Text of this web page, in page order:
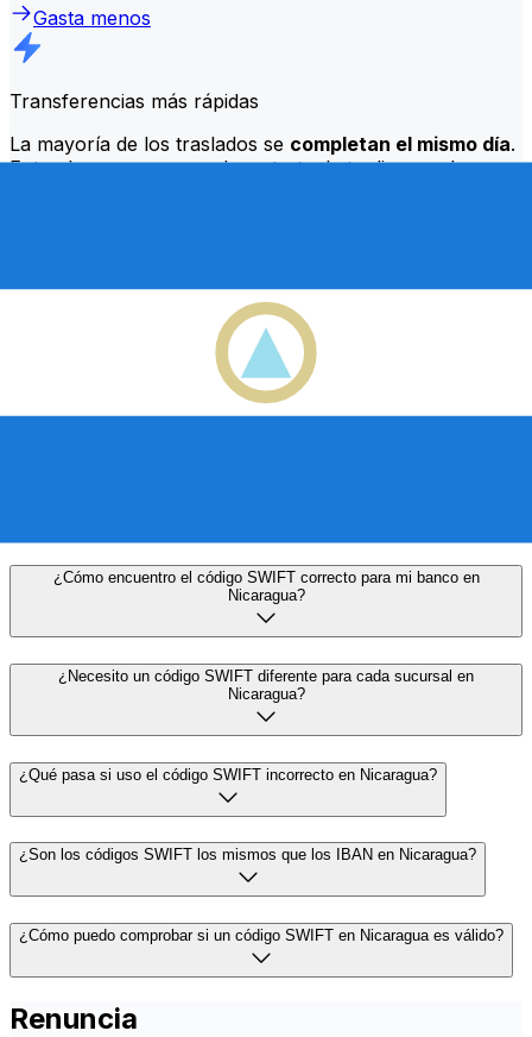
Gasta menos
Transferencias más rápidas
La mayoría de los traslados se completan el mismo día.
Entendemos que, cuando se trata de tu dinero, el
¿Qué es un código SWIFT y por qué lo necesito en Nicaragua?
Un código SWIFT —también conocido como BIC
¿Cómo encuentro el código SWIFT correcto para mi banco en
Nicaragua?
¿Necesito un código SWIFT diferente para cada sucursal en
Nicaragua?
¿Qué pasa si uso el código SWIFT incorrecto en Nicaragua?
¿Son los códigos SWIFT los mismos que los IBAN en Nicaragua?
¿Cómo puedo comprobar si un código SWIFT en Nicaragua es válido?
Renuncia